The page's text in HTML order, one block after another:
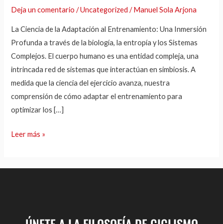
Deja un comentario /Uncategorized /Manuel Sola Arjona
La Ciencia de la Adaptación al Entrenamiento: Una Inmersión
Profunda a través de la biología, la entropía y los Sistemas
Complejos. El cuerpo humano es una entidad compleja, una
intrincada red de sistemas que interactúan en simbiosis. A
medida que la ciencia del ejercicio avanza, nuestra
comprensión de cómo adaptar el entrenamiento para
optimizar los […]
la
Adaptación
al
Entrenamiento”.
Leer más »